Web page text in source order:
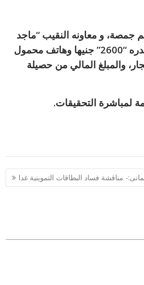
جمصة، و معاونه النقيب “ماجد
الشامي ” من ضبطها وبحوزتها “20” تذكرة هيروين مخدر ومبلغ مالي قدره “2600” جنيها وهاتف محمول
والمبلغ المالي من حصيلة
مناقشة فساد البطاقات التموينية غدا